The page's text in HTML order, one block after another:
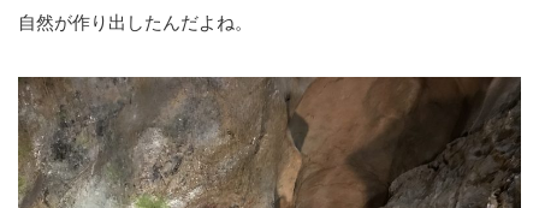
自然が作り出したんだよね。